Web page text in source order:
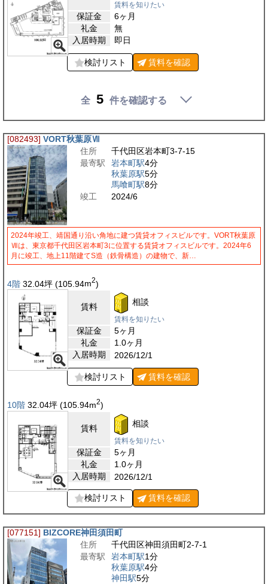
賃料を知りたい
保証金
6ヶ月
礼金
無
入居時期
即日
検討リスト 賃料を確認
全 5 件を確認する
[082493] VORT秋葉原Ⅶ
住所
千代田区岩本町3-7-15
最寄駅
岩本町駅4分
秋葉原駅5分
馬喰町駅8分
竣工
2024/6
2024年竣工、靖国通り沿い角地に建つ賃貸オフィスビルです。VORT秋葉原
Ⅶは、東京都千代田区岩本町3に位置する賃貸オフィスビルです。2024年6
月に竣工、地上11階建てS造（鉄骨構造）の建物で、新…
4階 32.04坪 (105.94m2)
賃料 相談
賃料を知りたい
保証金
5ヶ月
礼金
1.0ヶ月
入居時期
2026/12/1
検討リスト 賃料を確認
10階 32.04坪 (105.94m2)
賃料 相談
賃料を知りたい
保証金
5ヶ月
礼金
1.0ヶ月
入居時期
2026/12/1
検討リスト 賃料を確認
[077151] BIZCORE神田須田町
住所
千代田区神田須田町2-7-1
最寄駅
岩本町駅1分
秋葉原駅4分
神田駅5分